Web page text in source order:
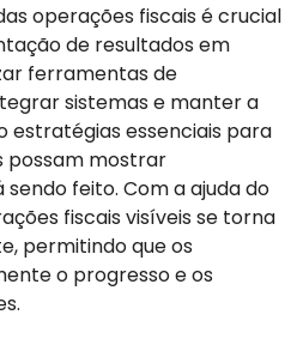
operações fiscais é crucial
de resultados em
ferramentas de
sistemas e manter a
estratégias essenciais para
possam mostrar
feito. Com a ajuda do
fiscais visíveis se torna
permitindo que os
o progresso e os